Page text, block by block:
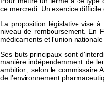
ce mercredi. Un exercice
La proposition législative vise
niveau de remboursement. En
médicaments et l'union
Ses buts principaux sont
manière indépendemment de
ambition, selon le commissaire
de l’environnement